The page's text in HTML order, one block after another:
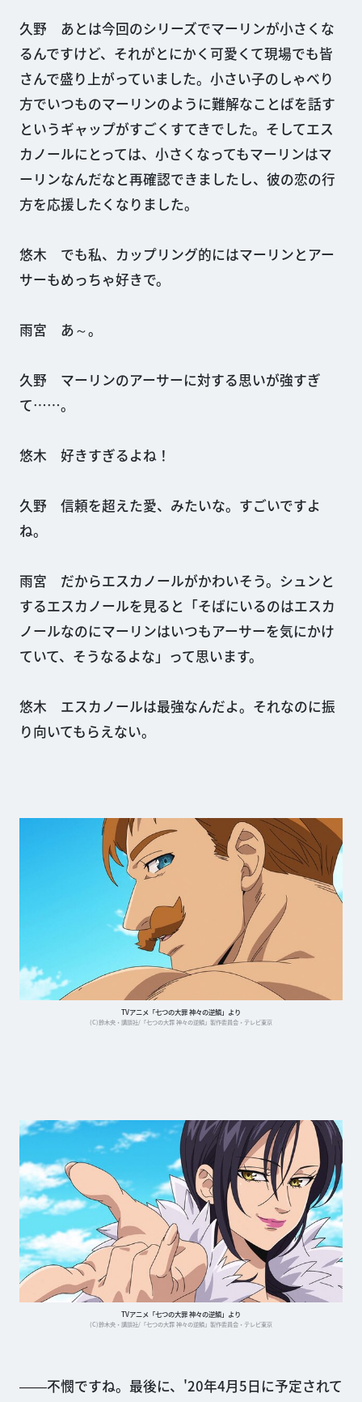
久野 あとは今回のシリーズでマーリンが小さくな
るんですけど、それがとにかく可愛くて現場でも皆
さんで盛り上がっていました。小さい子のしゃべり
方でいつものマーリンのように難解なことばを話す
というギャップがすごくすてきでした。そしてエス
カノールにとっては、小さくなってもマーリンはマ
ーリンなんだなと再確認できましたし、彼の恋の行
方を応援したくなりました。
悠木 でも私、カップリング的にはマーリンとアー
サーもめっちゃ好きで。
雨宮 あ～。
久野 マーリンのアーサーに対する思いが強すぎ
て……。
悠木 好きすぎるよね！
久野 信頼を超えた愛、みたいな。すごいですよ
ね。
雨宮 だからエスカノールがかわいそう。シュンと
するエスカノールを見ると「そばにいるのはエスカ
ノールなのにマーリンはいつもアーサーを気にかけ
ていて、そうなるよな」って思います。
悠木 エスカノールは最強なんだよ。それなのに振
り向いてもらえない。
TVアニメ「七つの大罪 神々の逆鱗」より
(C)鈴木央・講談社/「七つの大罪 神々の逆鱗」製作委員会・テレビ東京
TVアニメ「七つの大罪 神々の逆鱗」より
(C)鈴木央・講談社/「七つの大罪 神々の逆鱗」製作委員会・テレビ東京
――不憫ですね。最後に、'20年4月5日に予定されて